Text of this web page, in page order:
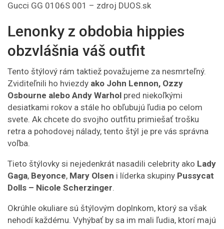
Gucci GG 0106S 001 – zdroj DUOS.sk
Lenonky z obdobia hippies
obzvlášnia váš outfit
Tento štýlový rám taktiež považujeme za nesmrteľný.
Zviditeľnili ho hviezdy ako John Lennon, Ozzy
Osbourne alebo Andy Warhol pred niekoľkými
desiatkami rokov a stále ho obľubujú ľudia po celom
svete. Ak chcete do svojho outfitu primiešať trošku
retra a pohodovej nálady, tento štýl je pre vás správna
voľba.
Tieto štýlovky si nejedenkrát nasadili celebrity ako Lady
Gaga, Beyonce, Mary Olsen i líderka skupiny Pussycat
Dolls – Nicole Scherzinger.
Okrúhle okuliare sú štýlovým doplnkom, ktorý sa však
nehodí každému. Vyhýbať by sa im mali ľudia, ktorí majú